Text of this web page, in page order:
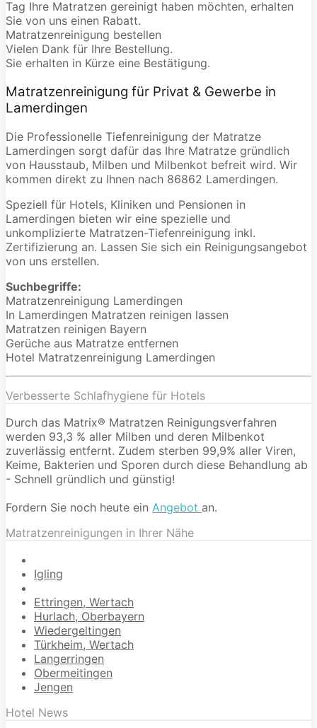
Tag Ihre Matratzen gereinigt haben möchten, erhalten
Sie von uns einen Rabatt.
Matratzenreinigung bestellen
Vielen Dank für Ihre Bestellung.
Sie erhalten in Kürze eine Bestätigung.
Matratzenreinigung für Privat & Gewerbe in
Lamerdingen
Die Professionelle Tiefenreinigung der Matratze
Lamerdingen sorgt dafür das Ihre Matratze gründlich
von Hausstaub, Milben und Milbenkot befreit wird. Wir
kommen direkt zu Ihnen nach 86862 Lamerdingen.
Speziell für Hotels, Kliniken und Pensionen in
Lamerdingen bieten wir eine spezielle und
unkomplizierte Matratzen-Tiefenreinigung inkl.
Zertifizierung an. Lassen Sie sich ein Reinigungsangebot
von uns erstellen.
Suchbegriffe:
Matratzenreinigung Lamerdingen
In Lamerdingen Matratzen reinigen lassen
Matratzen reinigen Bayern
Gerüche aus Matratze entfernen
Hotel Matratzenreinigung Lamerdingen
Verbesserte Schlafhygiene für Hotels
Durch das Matrix® Matratzen Reinigungsverfahren
werden 93,3 % aller Milben und deren Milbenkot
zuverlässig entfernt. Zudem sterben 99,9% aller Viren,
Keime, Bakterien und Sporen durch diese Behandlung ab
- Schnell gründlich und günstig!
Fordern Sie noch heute ein Angebot an.
Matratzenreinigungen in Ihrer Nähe
Igling
Ettringen, Wertach
Hurlach, Oberbayern
Wiedergeltingen
Türkheim, Wertach
Langerringen
Obermeitingen
Jengen
Hotel News